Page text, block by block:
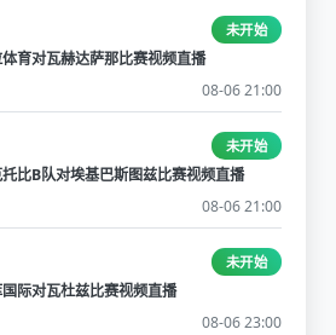
未开始
育对瓦赫达萨那比赛视频直播
08-06 21:00
未开始
比B队对埃基巴斯图兹比赛视频直播
08-06 21:00
未开始
际对瓦杜兹比赛视频直播
08-06 23:00